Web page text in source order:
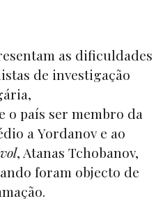
as dificuldades
de investigação
o país ser membro da
a Yordanov e ao
, Atanas Tchobanov,
foram objecto de